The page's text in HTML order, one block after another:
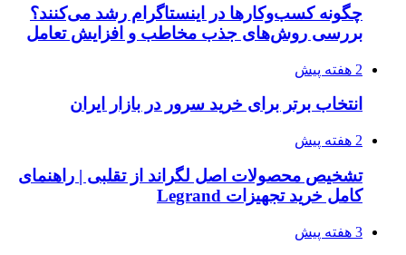
چگونه کسب‌وکارها در اینستاگرام رشد می‌کنند؟
بررسی روش‌های جذب مخاطب و افزایش تعامل
2 هفته پیش
انتخاب برتر برای خرید سرور در بازار ایران
2 هفته پیش
تشخیص محصولات اصل لگراند از تقلبی | راهنمای
کامل خرید تجهیزات Legrand
3 هفته پیش